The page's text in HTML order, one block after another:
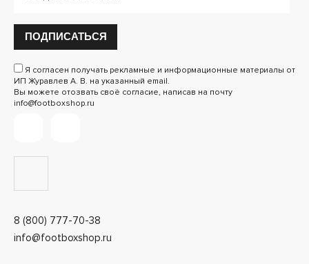
8 (800) 777-70-38
info@footboxshop.ru
ПОДПИСАТЬСЯ
Я согласен получать рекламные и информационные материалы от
ИП Журавлев А. В. на указанный email.
Вы можете отозвать своё согласие, написав на почту
info@footboxshop.ru